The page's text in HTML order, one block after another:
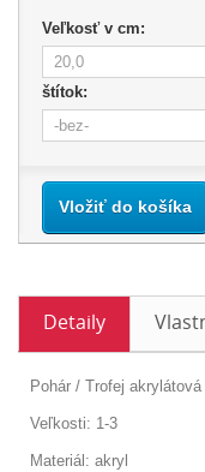
Veľkosť v cm:
štítok:
Vložiť do košíka
Detaily
Pohár / Trofej
Veľkosti: 1-3
Materiál: akryl